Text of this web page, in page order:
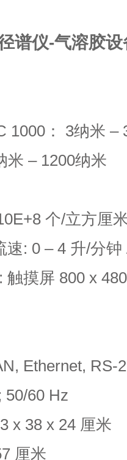
谱仪-气溶胶
1000： 3纳米 –
米 – 1200纳米
个/立方厘
速: 0 – 4 升/分
触摸屏 800 x
Ethernet,
50/60 Hz
x 38 x 24 厘米
厘米